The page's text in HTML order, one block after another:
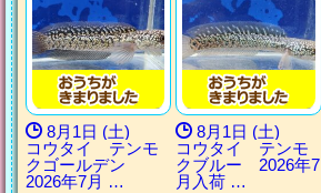
8月1日 (土)
コウタイ テンモ
クゴールデン
2026年7月 …
8月1日 (土)
コウタイ テンモ
クブルー 2026年7
月入荷 …